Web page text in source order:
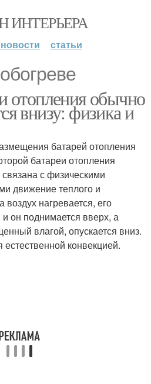
ИНТЕРЬЕРА
новости статьи
отопления обычно
внизу: физика и
батарей отопления
батареи отопления
с физическими
движение теплого и
воздух нагревается, его
он поднимается вверх, а
влагой, опускается вниз.
конвекцией.